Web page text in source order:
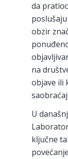
da
obzir
na
objave ili
U
ključne